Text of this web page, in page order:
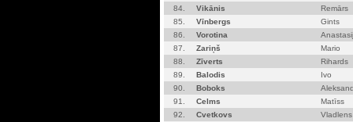
84.
Vikānis
Remārs
85.
Vīnbergs
Gints
86.
Vorotina
87.
Zariņš
Mario
88.
Zīverts
Rihards
89.
Balodis
Ivo
90.
Boboks
91.
Celms
Matīss
92.
Cvetkovs
Vladlens